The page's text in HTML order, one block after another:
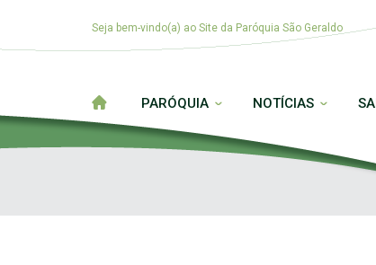
Seja bem-vindo(a) ao Site da Paróquia São Geraldo
PARÓQUIA NOTÍCIAS